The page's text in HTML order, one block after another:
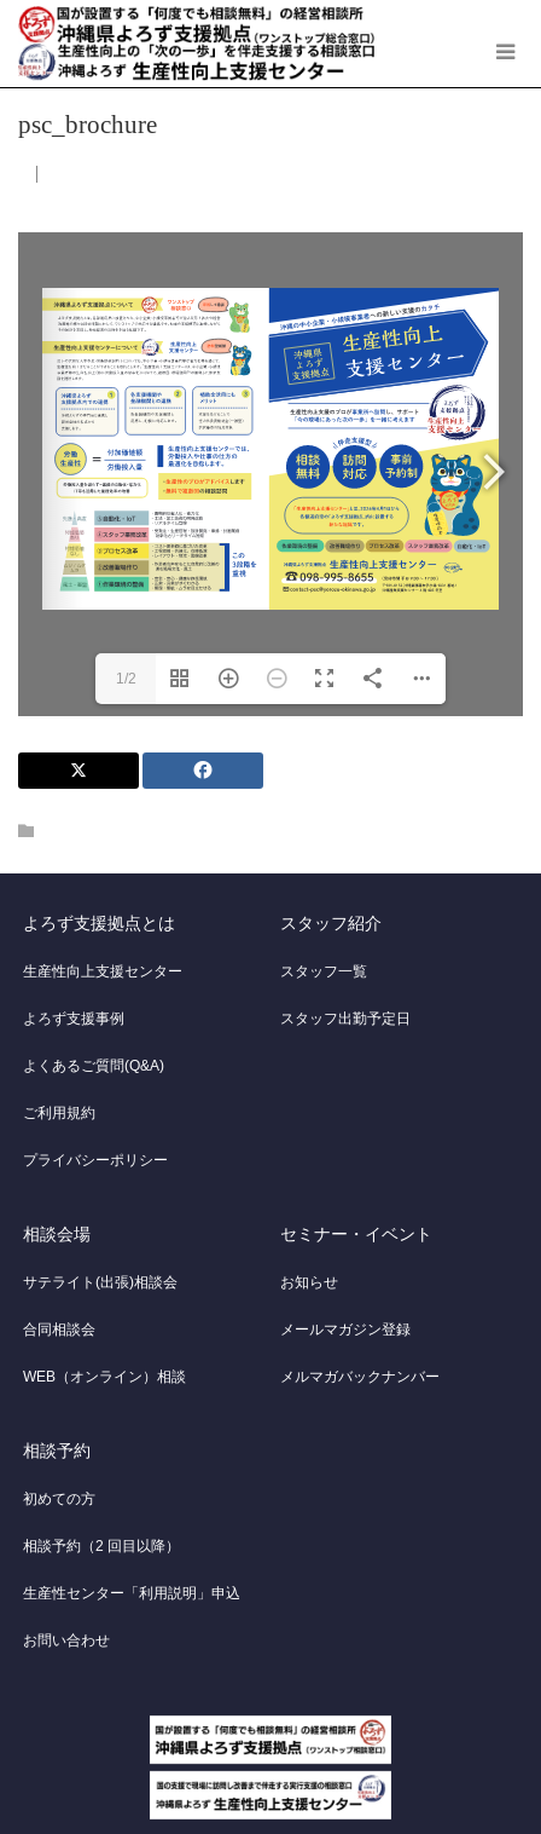
psc_brochure
1/2
よろず支援拠点とは
生産性向上支援センター
よろず支援事例
よくあるご質問(Q&A)
ご利用規約
プライバシーポリシー
スタッフ紹介
スタッフ一覧
スタッフ出勤予定日
相談会場
サテライト(出張)相談会
合同相談会
WEB（オンライン）相談
セミナー・イベント
お知らせ
メールマガジン登録
メルマガバックナンバー
相談予約
初めての方
相談予約（2 回目以降）
生産性センター「利用説明」申込
お問い合わせ